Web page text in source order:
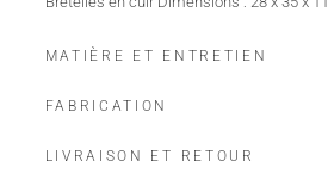
MATIÈRE ET ENTRETIEN
FABRICATION
LIVRAISON ET RETOUR